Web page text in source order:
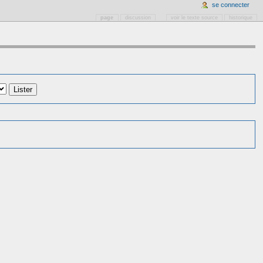
page discussion voir le texte source historique
se connecter